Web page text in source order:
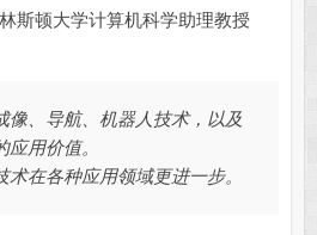
顿大学计算机科学助理教授
像、导航、机器人技术，以及
用价值。
在各种应用领域更进一步。